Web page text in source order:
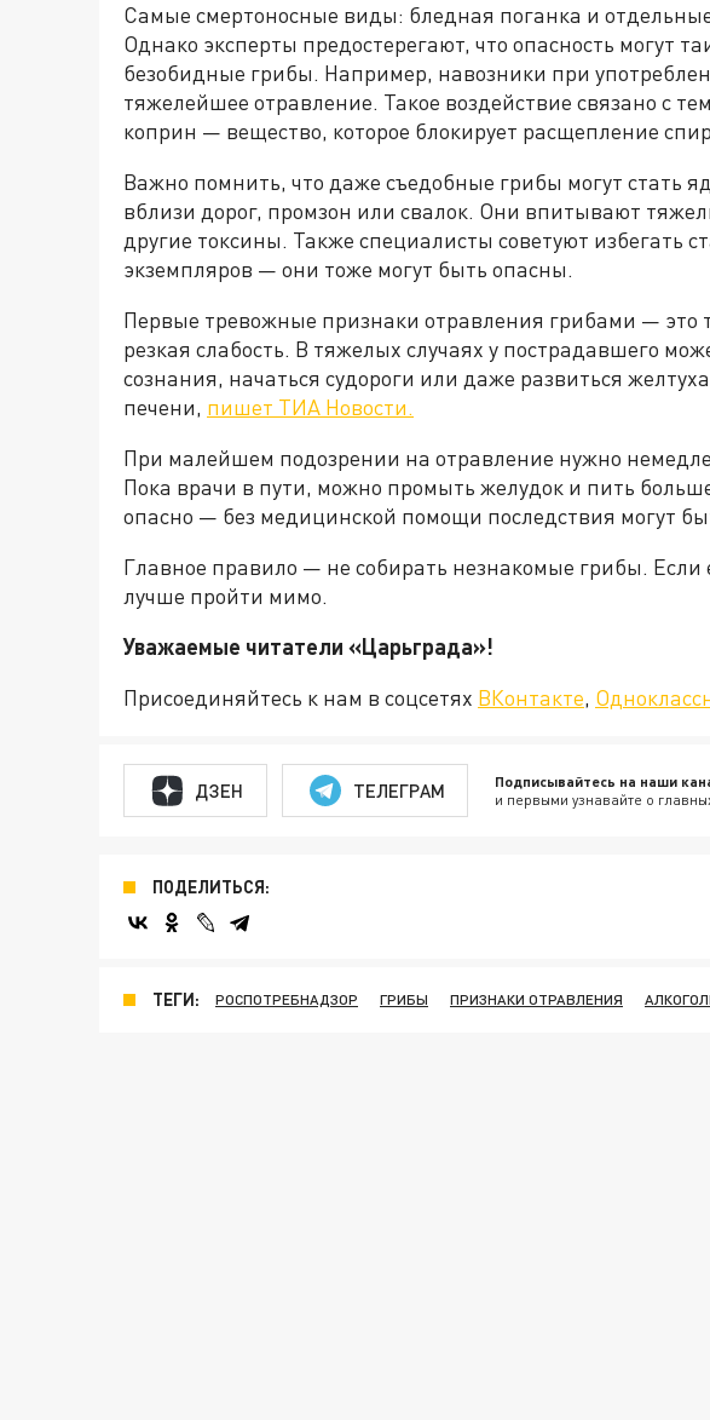
Самые смертоносные виды: бледная поганка и
Однако эксперты предостерегают, что опасность могут
безобидные грибы. Например, навозники при
тяжелейшее отравление. Такое воздействие связано с
коприн — вещество, которое блокирует расщепление
Важно помнить, что даже съедобные грибы могут стать
вблизи дорог, промзон или свалок. Они впитывают
другие токсины. Также специалисты советуют избегать
экземпляров — они тоже могут быть опасны.
Первые тревожные признаки отравления грибами — это
резкая слабость. В тяжелых случаях у пострадавшего
сознания, начаться судороги или даже развиться
печени, пишет ТИА Новости.
При малейшем подозрении на отравление нужно
Пока врачи в пути, можно промыть желудок и пить
опасно — без медицинской помощи последствия могут
Главное правило — не собирать незнакомые грибы.
лучше пройти мимо.
Уважаемые читатели «Царьграда»!
Присоединяйтесь к нам в соцсетях ВКонтакте,
ДЗЕН ТЕЛЕГРАМ Подписывайтесь на наши
и первыми узнавайте о
ПОДЕЛИТЬСЯ:
ТЕГИ: РОСПОТРЕБНАДЗОР ГРИБЫ ПРИЗНАКИ ОТРАВЛЕНИЯ